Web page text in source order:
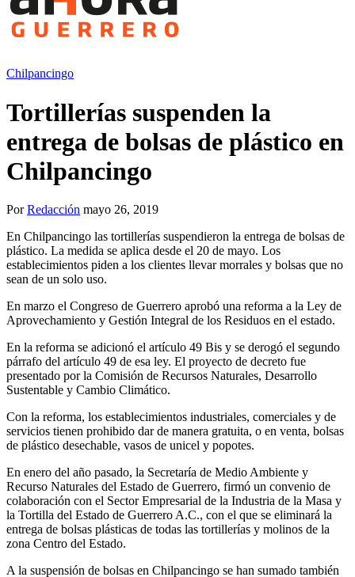
Chilpancingo
Tortillerías suspenden la
entrega de bolsas de plástico en
Chilpancingo
PorRedacción mayo 26, 2019
En Chilpancingo las tortillerías suspendieron la entrega de bolsas de
plástico. La medida se aplica desde el 20 de mayo. Los
establecimientos piden a los clientes llevar morrales y bolsas que no
sean de un solo uso.
En marzo el Congreso de Guerrero aprobó una reforma a la Ley de
Aprovechamiento y Gestión Integral de los Residuos en el estado.
En la reforma se adicionó el artículo 49 Bis y se derogó el segundo
párrafo del artículo 49 de esa ley. El proyecto de decreto fue
presentado por la Comisión de Recursos Naturales, Desarrollo
Sustentable y Cambio Climático.
Con la reforma, los establecimientos industriales, comerciales y de
servicios tienen prohibido dar de manera gratuita, o en venta, bolsas
de plástico desechable, vasos de unicel y popotes.
En enero del año pasado, la Secretaría de Medio Ambiente y
Recurso Naturales del Estado de Guerrero, firmó un convenio de
colaboración con el Sector Empresarial de la Industria de la Masa y
la Tortilla del Estado de Guerrero A.C., con el que se eliminará la
entrega de bolsas plásticas de todas las tortillerías y molinos de la
zona Centro del Estado.
A la suspensión de bolsas en Chilpancingo se han sumado también